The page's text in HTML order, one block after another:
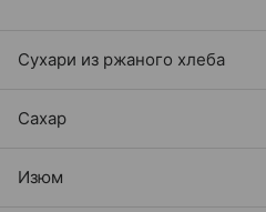
Сухари из ржаного хлеба
Сахар
Изюм